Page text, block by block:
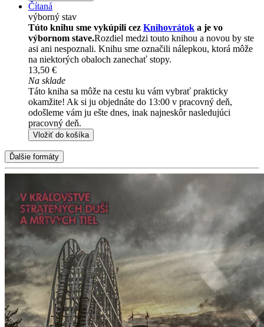
Čítaná
výborný stav
Túto knihu sme vykúpili cez Knihovrátok a je vo
výbornom stave.Rozdiel medzi touto knihou a novou by ste
asi ani nespoznali. Knihu sme označili nálepkou, ktorá môže
na niektorých obaloch zanechať stopy.
13,50 €
Na sklade
Táto kniha sa môže na cestu ku vám vybrať prakticky
okamžite! Ak si ju objednáte do 13:00 v pracovný deň,
odošleme vám ju ešte dnes, inak najneskôr nasledujúci
pracovný deň.
Vložiť do košíka
Ďalšie formáty